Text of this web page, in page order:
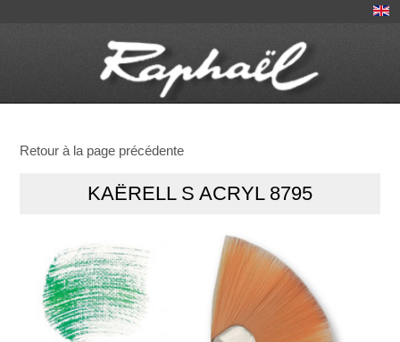
Retour à la page précédente
KAËRELL S ACRYL 8795